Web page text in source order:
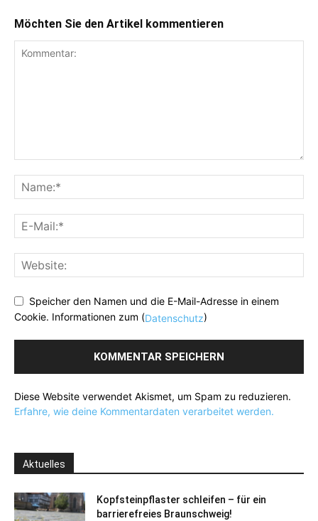
Möchten Sie den Artikel kommentieren
Speicher den Namen und die E-Mail-Adresse in einem
Cookie. Informationen zum (Datenschutz)
Diese Website verwendet Akismet, um Spam zu reduzieren.
Erfahre, wie deine Kommentardaten verarbeitet werden.
Aktuelles
Kopfsteinpflaster schleifen – für ein
barrierefreies Braunschweig!